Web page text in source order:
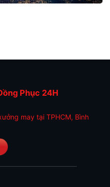
Phục 24H
may tại TPHCM, Bình